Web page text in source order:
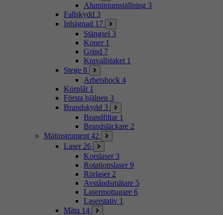
Aluminiumställning 3
Fallskydd 3
Inhägnad 17
Stängsel 3
Koner 1
Grind 7
Kravallstaket 1
Stege 8
Arbetsbock 4
Körplåt 1
Första hjälpen 3
Brandskydd 3
Brandfiltar 1
Brandsläckare 2
Mätinstrument 42
Laser 26
Korslaser 3
Rotationslaser 9
Rörlaser 2
Avståndsmätare 5
Lasermottagare 6
Laserstativ 1
Mäta 14